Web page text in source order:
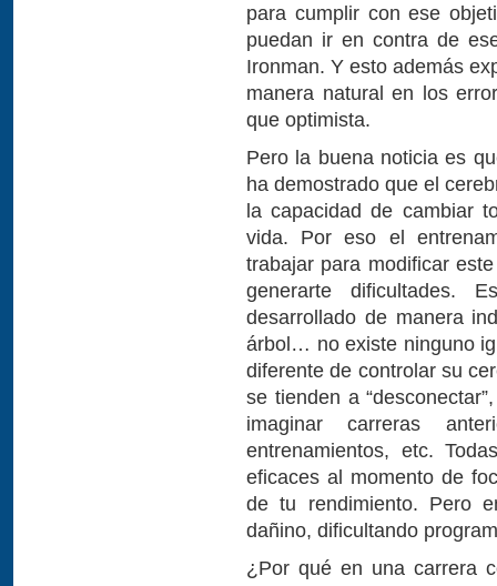
para cumplir con ese
puedan ir en contra de
Ironman. Y esto además
manera natural en los
que optimista.
Pero la buena noticia es
ha demostrado que el
la capacidad de cambiar
vida. Por eso el
trabajar para modificar
generarte dificultades.
desarrollado de manera
árbol… no existe ninguno
diferente de controlar su
se tienden a
imaginar carreras
entrenamientos, etc.
eficaces al momento de
de tu rendimiento. Pero
dañino, dificultando
¿Por qué en una carrera